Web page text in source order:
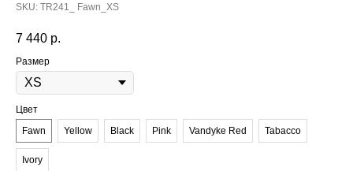
SKU: TR241_ Fawn_XS
7 440 р.
Размер
Цвет
Fawn
Yellow Black Pink Vandyke Red Tabacco
Ivory